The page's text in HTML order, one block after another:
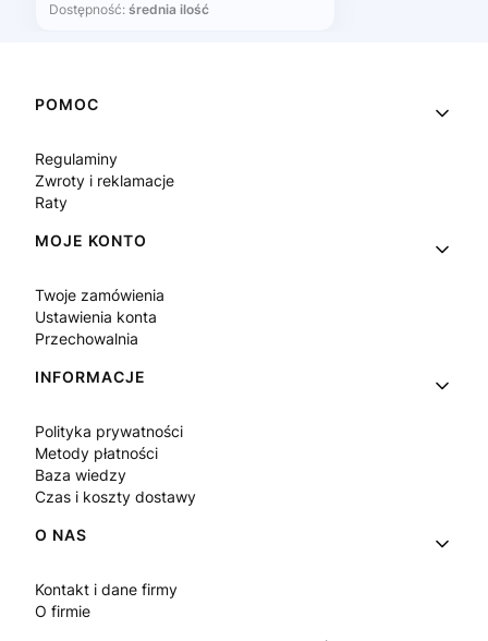
Dostępność: średnia ilość
Linki w stopce
POMOC
Regulaminy
Zwroty i reklamacje
Raty
MOJE KONTO
Twoje zamówienia
Ustawienia konta
Przechowalnia
INFORMACJE
Polityka prywatności
Metody płatności
Baza wiedzy
Czas i koszty dostawy
O NAS
Kontakt i dane firmy
O firmie